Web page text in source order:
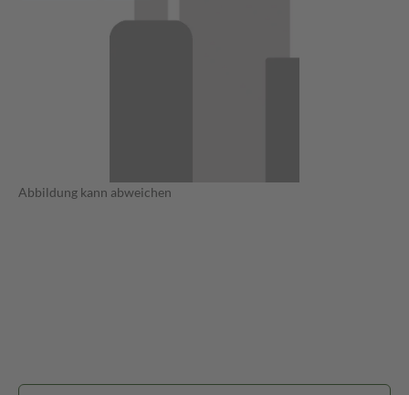
Abbildung kann abweichen